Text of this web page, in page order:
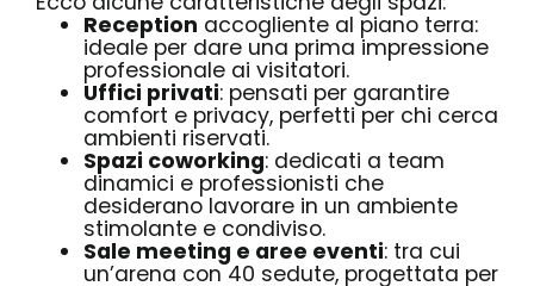
Reception accogliente al piano terra:
ideale per dare una prima impressione
professionale ai visitatori.
Uffici privati: pensati per garantire
comfort e privacy, perfetti per chi cerca
ambienti riservati.
Spazi coworking: dedicati a team
dinamici e professionisti che
desiderano lavorare in un ambiente
stimolante e condiviso.
Sale meeting e aree eventi: tra cui
un’arena con 40 sedute, progettata per